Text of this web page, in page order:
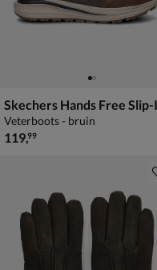
Veterboots - bruin
€ 119,99
119,99